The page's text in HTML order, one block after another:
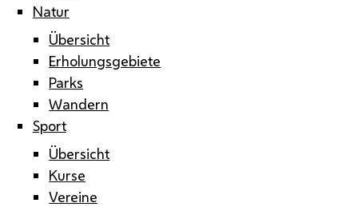
Natur
Übersicht
Erholungsgebiete
Parks
Wandern
Sport
Übersicht
Kurse
Vereine